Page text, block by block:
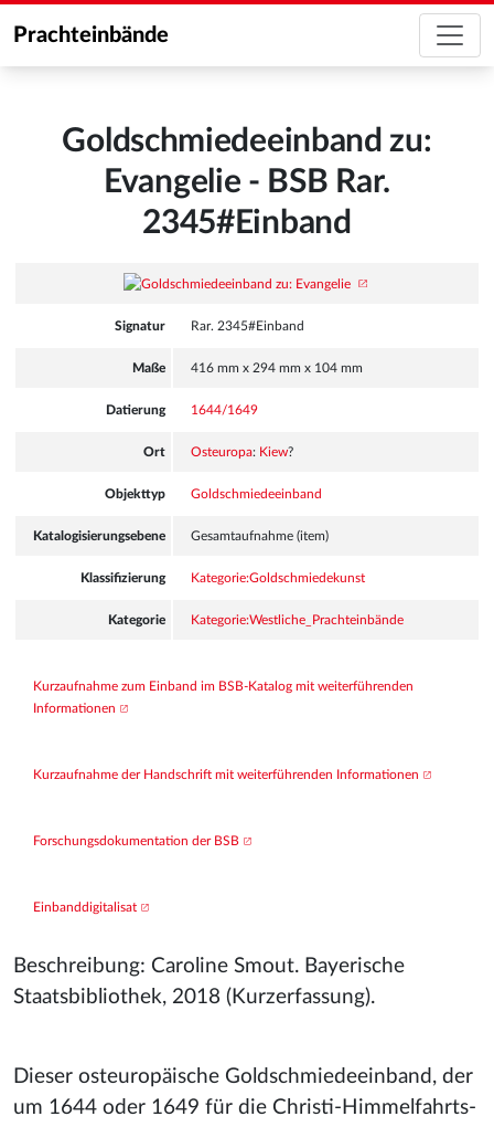
Prachteinbände
Goldschmiedeeinband zu:
Evangelie - BSB Rar.
2345#Einband
Signatur Rar. 2345#Einband
Maße 416 mm x 294 mm x 104 mm
Datierung 1644/1649
Ort Osteuropa: Kiew?
Objekttyp Goldschmiedeeinband
Katalogisierungsebene Gesamtaufnahme (item)
Klassifizierung Kategorie:Goldschmiedekunst
Kategorie Kategorie:Westliche_Prachteinbände
Kurzaufnahme zum Einband im BSB-Katalog mit weiterführenden
Informationen
Kurzaufnahme der Handschrift mit weiterführenden Informationen
Forschungsdokumentation der BSB
Einbanddigitalisat
Beschreibung: Caroline Smout. Bayerische
Staatsbibliothek, 2018 (Kurzerfassung).
Dieser osteuropäische Goldschmiedeeinband, der
um 1644 oder 1649 für die Christi-Himmelfahrts-